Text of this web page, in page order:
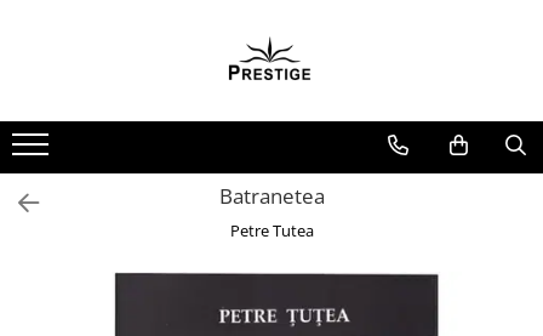
Noutati
Promotii
Pachete Speciale Carti
Batranetea
Petre Tutea